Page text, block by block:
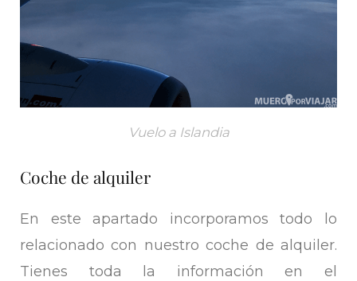
Vuelo a Islandia
Coche de alquiler
En este apartado incorporamos todo lo
relacionado con nuestro coche de alquiler.
Tienes toda la información en el